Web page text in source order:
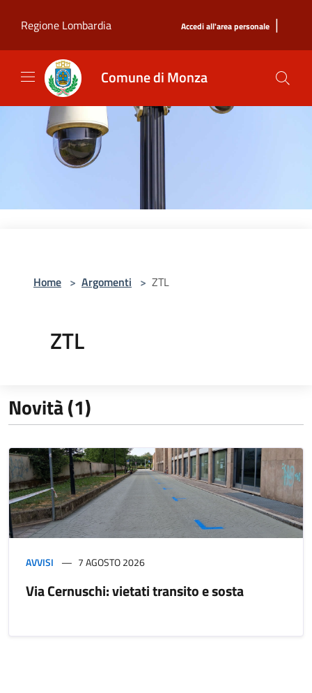
Regione Lombardia
Accedi all'area personale |
Comune di Monza
Home > Argomenti > ZTL
ZTL
Novità (1)
AVVISI 7 AGOSTO 2026
Via Cernuschi: vietati transito e sosta